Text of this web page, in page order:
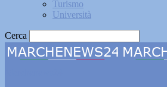
Turismo
Università
Cerca